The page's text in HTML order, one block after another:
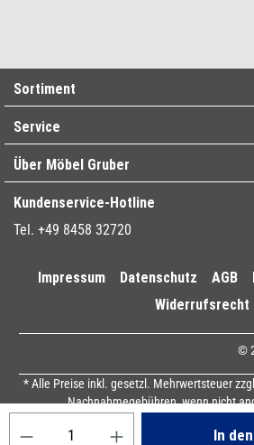
In
Sortiment
Service
Über Möbel Gruber
Kundenservice-Hotline
Tel. +49 8458 32720
Impressum Datenschutz AGB
Widerrufsrecht
©
* Alle Preise inkl. gesetzl. Mehrwertsteuer
Nachnahmegebühren, wenn nicht